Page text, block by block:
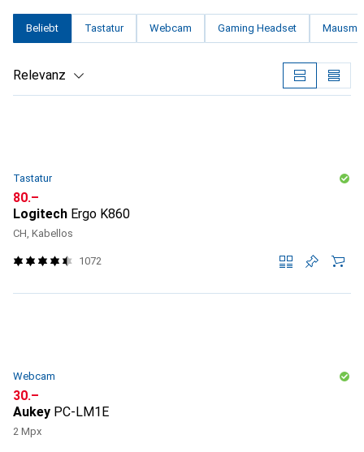
Beliebt Tastatur Webcam Gaming Headset
Relevanz
Tastatur
CHF
80.–
Logitech Ergo K860
CH, Kabellos
1072
Webcam
CHF
30.–
Aukey PC-LM1E
2 Mpx